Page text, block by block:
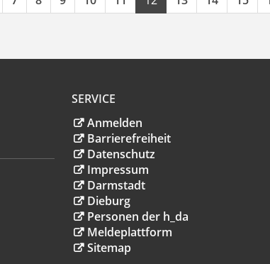
SERVICE
Anmelden
Barrierefreiheit
Datenschutz
Impressum
Darmstadt
Dieburg
Personen der h_da
Meldeplattform
Sitemap